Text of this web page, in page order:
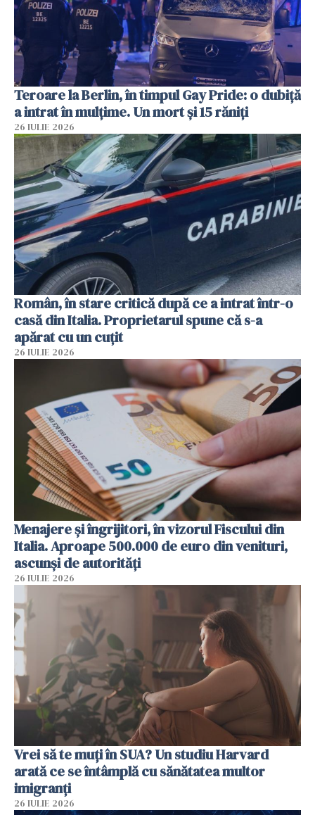
Teroare la Berlin, în timpul Gay Pride: o dubiță
a intrat în mulțime. Un mort și 15 răniți
26 IULIE 2026
Român, în stare critică după ce a intrat într-o
casă din Italia. Proprietarul spune că s-a
apărat cu un cuțit
26 IULIE 2026
Menajere și îngrijitori, în vizorul Fiscului din
Italia. Aproape 500.000 de euro din venituri,
ascunși de autorități
26 IULIE 2026
Vrei să te muți în SUA? Un studiu Harvard
arată ce se întâmplă cu sănătatea multor
imigranți
26 IULIE 2026